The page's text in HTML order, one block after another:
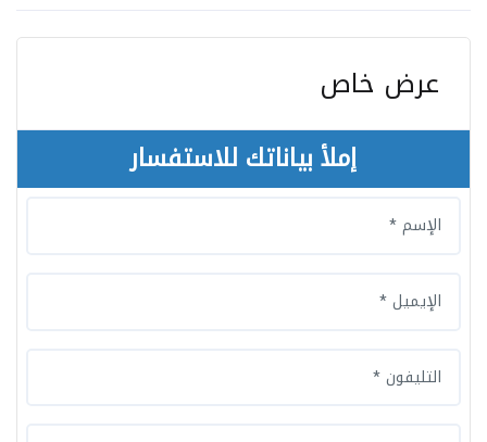
عرض خاص
إملأ بياناتك للاستفسار